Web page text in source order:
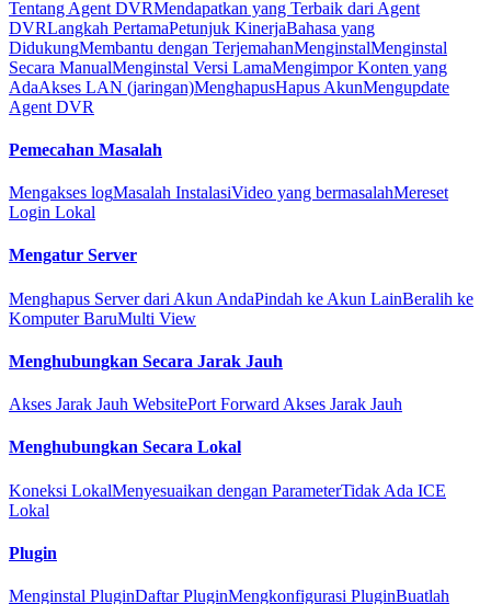
Tentang Agent DVRMendapatkan yang Terbaik dari Agent
DVRLangkah PertamaPetunjuk KinerjaBahasa yang
DidukungMembantu dengan TerjemahanMenginstalMenginstal
Secara ManualMenginstal Versi LamaMengimpor Konten yang
AdaAkses LAN (jaringan)MenghapusHapus AkunMengupdate
Agent DVR
Pemecahan Masalah
Mengakses logMasalah InstalasiVideo yang bermasalahMereset
Login Lokal
Mengatur Server
Menghapus Server dari Akun AndaPindah ke Akun LainBeralih ke
Komputer BaruMulti View
Menghubungkan Secara Jarak Jauh
Akses Jarak Jauh WebsitePort Forward Akses Jarak Jauh
Menghubungkan Secara Lokal
Koneksi LokalMenyesuaikan dengan ParameterTidak Ada ICE
Lokal
Plugin
Menginstal PluginDaftar PluginMengkonfigurasi PluginBuatlah